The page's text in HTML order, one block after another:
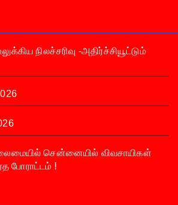
நிலச்சரிவு -அதிர்ச்சியூட்டும்
சென்னையில் விவசாயிகள்
போராட்டம் !